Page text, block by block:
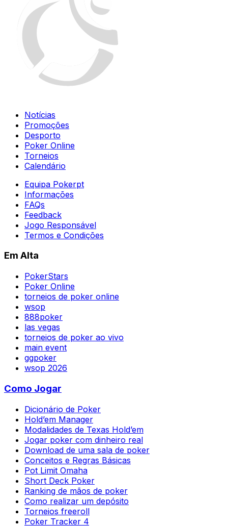
Notícias
Promoções
Desporto
Poker Online
Torneios
Calendário
Equipa Pokerpt
Informações
FAQs
Feedback
Jogo Responsável
Termos e Condições
Em Alta
PokerStars
Poker Online
torneios de poker online
wsop
888poker
las vegas
torneios de poker ao vivo
main event
ggpoker
wsop 2026
Como Jogar
Dicionário de Poker
Hold’em Manager
Modalidades de Texas Hold’em
Jogar poker com dinheiro real
Download de uma sala de poker
Conceitos e Regras Básicas
Pot Limit Omaha
Short Deck Poker
Ranking de mãos de poker
Como realizar um depósito
Torneios freeroll
Poker Tracker 4